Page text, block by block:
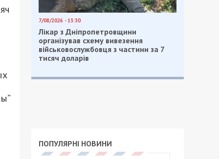
7/08/2026 - 13:30
Лікар з Дніпропетровщини
організував схему вивезення
військовослужбовця з частини за 7
тисяч доларів
ПОПУЛЯРНІ НОВИНИ